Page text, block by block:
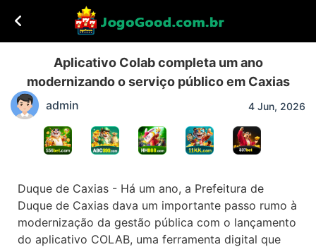
Aplicativo Colab completa um ano
modernizando o serviço público em Caxias
admin 4 Jun, 2026
Duque de Caxias - Há um ano, a Prefeitura de
Duque de Caxias dava um importante passo rumo à
modernização da gestão pública com o lançamento
do aplicativo COLAB, uma ferramenta digital que